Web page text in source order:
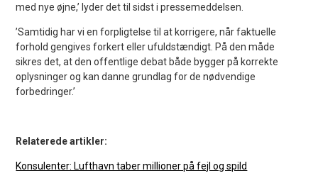
med nye øjne,’ lyder det til sidst i pressemeddelsen.
’Samtidig har vi en forpligtelse til at korrigere, når faktuelle
forhold gengives forkert eller ufuldstændigt. På den måde
sikres det, at den offentlige debat både bygger på korrekte
oplysninger og kan danne grundlag for de nødvendige
forbedringer.’
Relaterede artikler:
Konsulenter: Lufthavn taber millioner på fejl og spild